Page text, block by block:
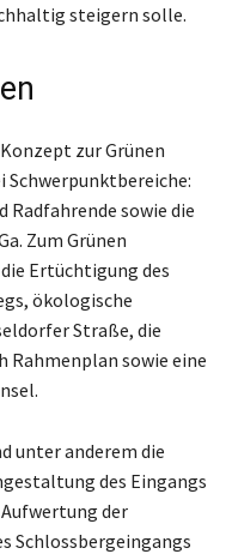
steigern solle.
zur Grünen
Radfahrende sowie die
Zum Grünen
Ertüchtigung des
ökologische
Straße, die
Rahmenplan sowie eine
unter anderem die
des Eingangs
der
Schlossbergeingangs